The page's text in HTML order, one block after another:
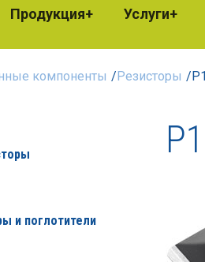
Продукция Услуги
компоненты /Резисторы /
и поглотители